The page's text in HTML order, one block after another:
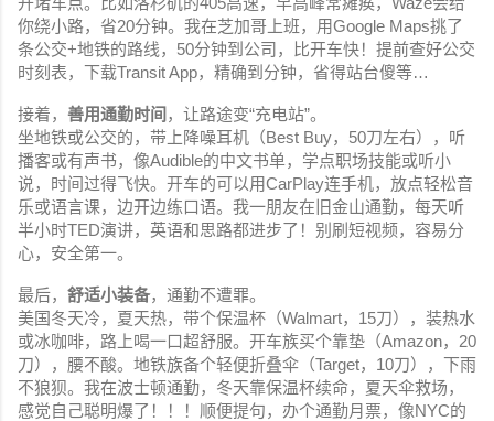
你绕小路，省20分钟。我在芝加哥上班，用Google Maps挑了
条公交+地铁的路线，50分钟到公司，比开车快！提前查好公交
时刻表，下载Transit App，精确到分钟，省得站台傻等…
接着， 善用通勤时间 ，让路途变“充电站”。
坐地铁或公交的，带上降噪耳机（Best Buy，50刀左右），听
播客或有声书，像Audible的中文书单，学点职场技能或听小
说，时间过得飞快。开车的可以用CarPlay连手机，放点轻松音
乐或语言课，边开边练口语。我一朋友在旧金山通勤，每天听
半小时TED演讲，英语和思路都进步了！别刷短视频，容易分
心，安全第一。
最后， 舒适小装备，通勤不遭罪。
美国冬天冷，夏天热，带个保温杯（Walmart，15刀），装热水
或冰咖啡，路上喝一口超舒服。开车族买个靠垫（Amazon，20
刀），腰不酸。地铁族备个轻便折叠伞（Target，10刀），下雨
不狼狈。我在波士顿通勤，冬天靠保温杯续命，夏天伞救场，
感觉自己聪明爆了！！！顺便提句，办个通勤月票，像NYC的